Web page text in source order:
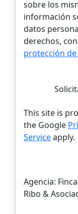
sobre los
información
datos
derechos,
protección
This site is
the Google
Serviceapply.
Agencia:
Ribo &